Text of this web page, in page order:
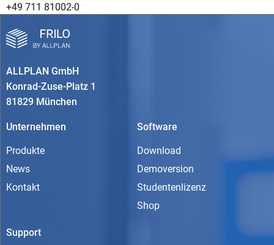
+49 711 81002-0
ALLPLAN GmbH
Konrad-Zuse-Platz 1
81829 München
Unternehmen
Produkte
News
Kontakt
Software
Download
Demoversion
Studentenlizenz
Shop
Support